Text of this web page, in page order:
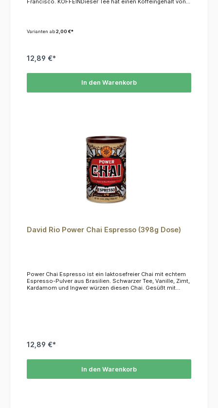
Varianten ab2,00 €*
12,89 €*
In den Warenkorb
David Rio Power Chai Espresso (398g Dose)
Power Chai Espresso ist ein laktosefreier Chai mit echtem
Espresso-Pulver aus Brasilien. Schwarzer Tee, Vanille, Zimt,
Kardamom und Ingwer würzen diesen Chai. Gesüßt mit
12,89 €*
In den Warenkorb